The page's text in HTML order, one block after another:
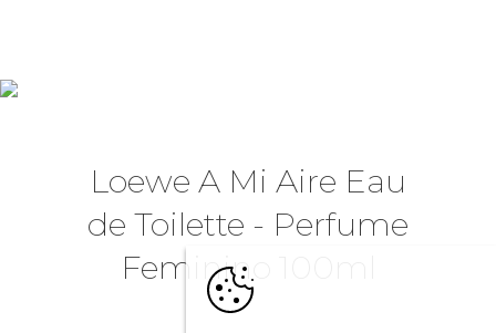
Loewe A Mi Aire Eau
de Toilette - Perfume
Feminino 100ml